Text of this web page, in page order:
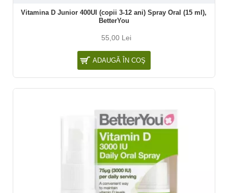
Vitamina D Junior 400UI (copii 3-12 ani) Spray Oral (15 ml),
BetterYou
55,00 Lei
ADAUGĂ ÎN COŞ